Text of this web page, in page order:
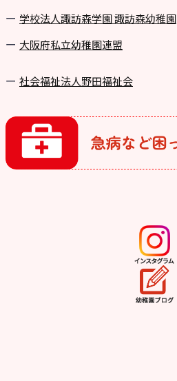
学校法⼈諏訪森学園 諏訪森幼稚園
⼤阪府私⽴幼稚園連盟
社会福祉法人野田福祉会